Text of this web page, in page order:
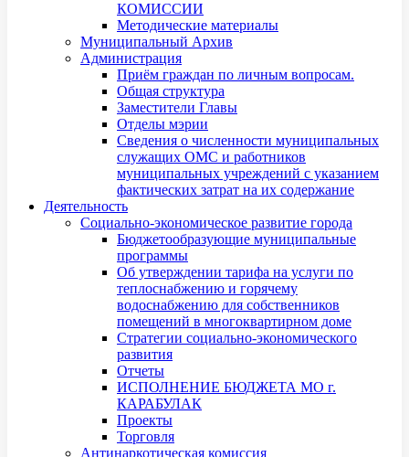
КОМИССИИ
Методические материалы
Муниципальный Архив
Администрация
Приём граждан по личным вопросам.
Общая структура
Заместители Главы
Отделы мэрии
Сведения о численности муниципальных
служащих ОМС и работников
муниципальных учреждений с указанием
фактических затрат на их содержание
Деятельность
Социально-экономическое развитие города
Бюджетообразующие муниципальные
программы
Об утверждении тарифа на услуги по
теплоснабжению и горячему
водоснабжению для собственников
помещений в многоквартирном доме
Стратегии социально-экономического
развития
Отчеты
ИСПОЛНЕНИЕ БЮДЖЕТА МО г.
КАРАБУЛАК
Проекты
Торговля
Антинаркотическая комиссия